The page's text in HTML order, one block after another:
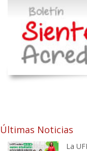
Últimas Noticias
La